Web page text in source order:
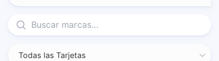
Todas las Tarjetas